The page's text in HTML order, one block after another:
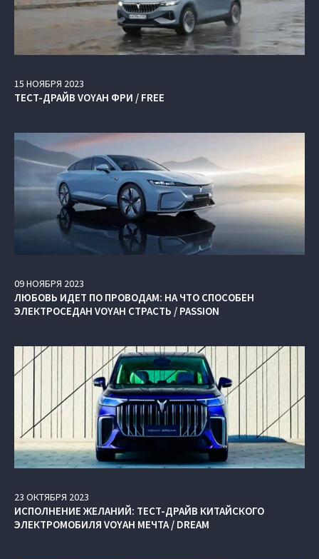
15 НОЯБРЯ 2023
ТЕСТ-ДРАЙВ VOYAH ФРИ / FREE
09НОЯБРЯ 2023
ЛЮБОВЬ ИДЕТ ПО ПРОВОДАМ: НА ЧТО СПОСОБЕН
ЭЛЕКТРОСЕДАН VOYAH СТРАСТЬ / PASSION
23 ОКТЯБРЯ 2023
ИСПОЛНЕНИЕ ЖЕЛАНИЙ: ТЕСТ-ДРАЙВ КИТАЙСКОГО
ЭЛЕКТРОМОБИЛЯ VOYAH МЕЧТА / DREAM